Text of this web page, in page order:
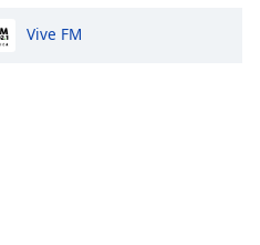
Vive FM